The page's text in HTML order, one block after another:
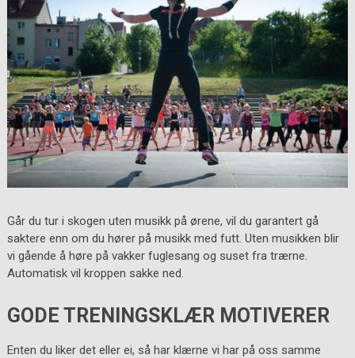
Går du tur i skogen uten musikk på ørene, vil du garantert gå
saktere enn om du hører på musikk med futt. Uten musikken blir
vi gående å høre på vakker fuglesang og suset fra trærne.
Automatisk vil kroppen sakke ned.
GODE TRENINGSKLÆR MOTIVERER
Enten du liker det eller ei, så har klærne vi har på oss samme